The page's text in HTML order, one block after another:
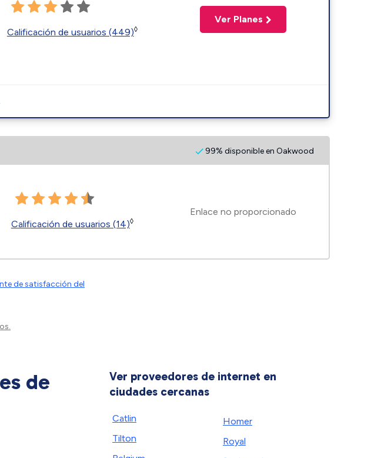
Calificación de usuarios (449)◊
Ver Planes
99% disponible en Oakwood
Calificación de usuarios (14)◊
Enlace no proporcionado
de satisfacción del
de
Ver proveedores de internet en
ciudades cercanas
Catlin
Tilton
Homer
Royal